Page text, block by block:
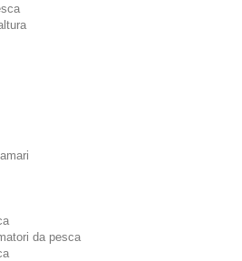
da pesca